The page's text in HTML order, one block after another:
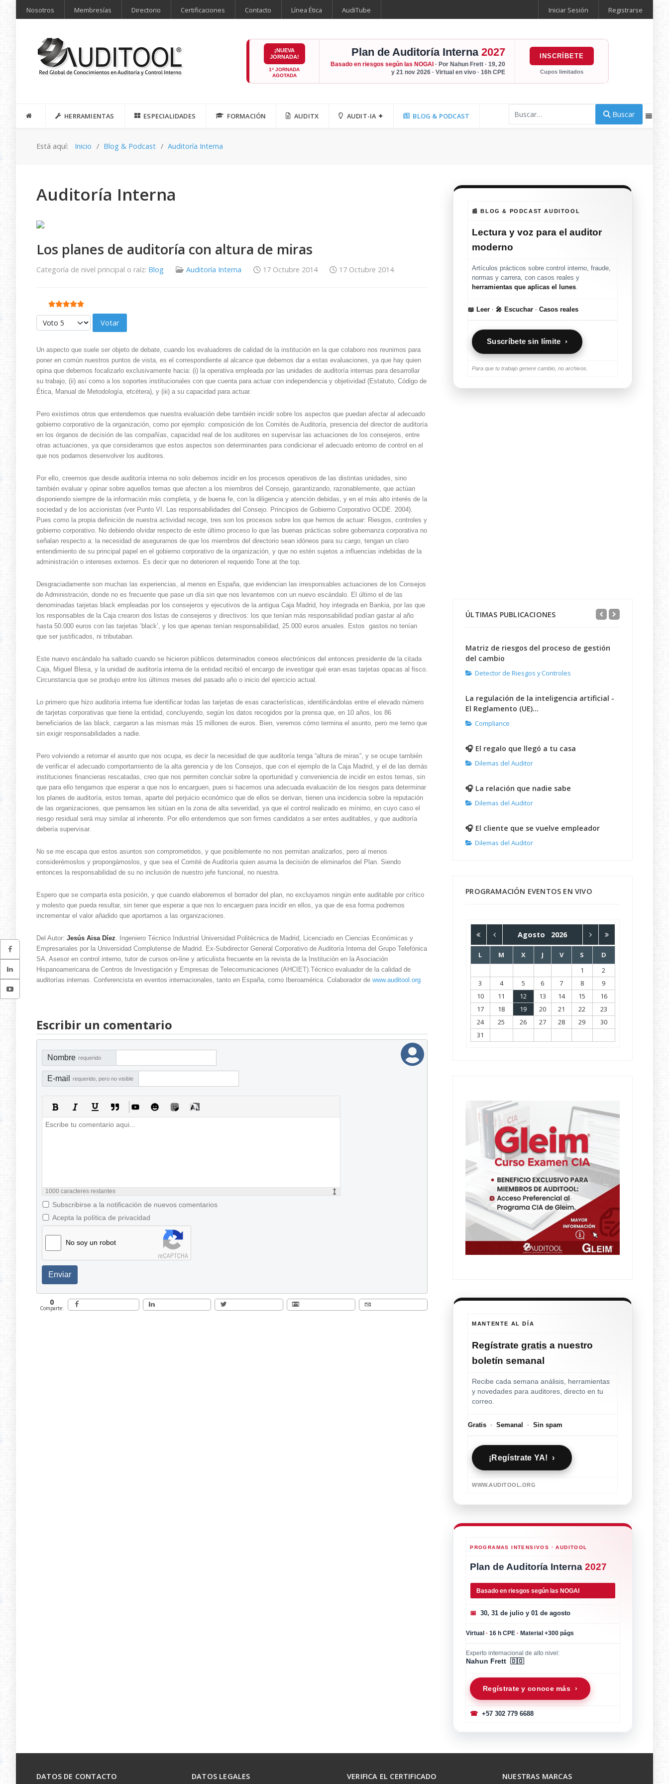
Nosotros Membresías Directorio Certificaciones Contacto Línea Ética AudiTube Iniciar Sesión Registrarse
¡NUEVA
JORNADA!
1ª JORNADA
AGOTADA
Plan de Auditoría Interna2027
Basado en riesgos según las NOGAI · Por Nahun Frett · 19, 20
y 21 nov 2026 · Virtual en vivo · 16h CPE
INSCRÍBETE
Cupos limitados
HERRAMIENTAS ESPECIALIDADES FORMACIÓN AUDITX AUDIT-IA ✦ BLOG & PODCAST Buscar
Está aquí: Inicio Blog & Podcast Auditoría Interna
Auditoría Interna
Los planes de auditoría con altura de miras
Categoría de nivel principal o raíz: Blog Auditoría Interna 17 Octubre 2014 17 Octubre 2014
Ratio:5/5
Por favor, vote
Un aspecto que suele ser objeto de debate, cuando los evaluadores de calidad de la institución en la que colaboro nos reunimos para
poner en común nuestros puntos de vista, es el correspondiente al alcance que debemos dar a estas evaluaciones, ya que hay quien
opina que debemos focalizarlo exclusivamente hacia: (i) la operativa empleada por las unidades de auditoría internas para desarrollar
su trabajo, (ii) así como a los soportes institucionales con que cuenta para actuar con independencia y objetividad (Estatuto, Código de
Ética, Manual de Metodología, etcétera), y (iii) a su capacidad para actuar.
Pero existimos otros que entendemos que nuestra evaluación debe también incidir sobre los aspectos que puedan afectar al adecuado
gobierno corporativo de la organización, como por ejemplo: composición de los Comités de Auditoría, presencia del director de auditoría
en los órganos de decisión de las compañías, capacidad real de los auditores en supervisar las actuaciones de los consejeros, entre
otras actuaciones, ya que consideramos que estos aspectos son determinantes para condicionar el adecuado entorno de control en el
que nos podamos desenvolver los auditores.
Por ello, creemos que desde auditoría interna no solo debemos incidir en los procesos operativos de las distintas unidades, sino
también evaluar y opinar sobre aquellos temas que afecten a los miembros del Consejo, garantizando, razonablemente, que actúan
disponiendo siempre de la información más completa, y de buena fe, con la diligencia y atención debidas, y en el más alto interés de la
sociedad y de los accionistas (ver Punto VI. Las responsabilidades del Consejo. Principios de Gobierno Corporativo OCDE. 2004).
Pues como la propia definición de nuestra actividad recoge, tres son los procesos sobre los que hemos de actuar: Riesgos, controles y
gobierno corporativo. No debiendo olvidar respecto de este último proceso lo que las buenas prácticas sobre gobernanza corporativa no
señalan respecto a: la necesidad de asegurarnos de que los miembros del directorio sean idóneos para su cargo, tengan un claro
entendimiento de su principal papel en el gobierno corporativo de la organización, y que no estén sujetos a influencias indebidas de la
administración o intereses externos. Es decir que no deterioren el requerido Tone at the top.
Desgraciadamente son muchas las experiencias, al menos en España, que evidencian las irresponsables actuaciones de los Consejos
de Administración, donde no es frecuente que pase un día sin que nos levantemos con un nuevo escándalo. El último el de las
denominadas tarjetas black empleadas por los consejeros y ejecutivos de la antigua Caja Madrid, hoy integrada en Bankia, por las que
los responsables de la Caja crearon dos listas de consejeros y directivos: los que tenían más responsabilidad podían gastar al año
hasta 50.000 euros con las tarjetas ‘black’, y los que apenas tenían responsabilidad, 25.000 euros anuales. Estos gastos no tenían
que ser justificados, ni tributaban.
Este nuevo escándalo ha saltado cuando se hicieron públicos determinados correos electrónicos del entonces presidente de la citada
Caja, Miguel Blesa, y la unidad de auditoría interna de la entidad recibió el encargo de investigar qué eran esas tarjetas opacas al fisco.
Circunstancia que se produjo entre los últimos meses del pasado año o inicio del ejercicio actual.
Lo primero que hizo auditoría interna fue identificar todas las tarjetas de esas características, identificándolas entre el elevado número
de tarjetas corporativas que tiene la entidad, concluyendo, según los datos recogidos por la prensa que, en 10 años, los 86
beneficiarios de las black, cargaron a las mismas más 15 millones de euros. Bien, veremos cómo termina el asunto, pero me temo que
sin exigir responsabilidades a nadie.
Pero volviendo a retomar el asunto que nos ocupa, es decir la necesidad de que auditoría tenga “altura de miras”, y se ocupe también
de verificar el adecuado comportamiento de la alta gerencia y de los Consejos, que con el ejemplo de la Caja Madrid, y el de las demás
instituciones financieras rescatadas, creo que nos permiten concluir sobre la oportunidad y conveniencia de incidir en estos temas, sin
que para ello tengamos que esperar a que nos lo encarguen, pues si hacemos una adecuada evaluación de los riesgos para determinar
los planes de auditoría, estos temas, aparte del perjuicio económico que de ellos se derivan, tienen una incidencia sobre la reputación
de las organizaciones, que pensamos les sitúan en la zona de alta severidad, ya que el control realizado es mínimo, en cuyo caso el
riesgo residual será muy similar al inherente. Por ello entendemos que son firmes candidatos a ser entes auditables, y que auditoría
debería supervisar.
No se me escapa que estos asuntos son comprometidos, y que posiblemente no nos permitan analizarlos, pero al menos
considerémoslos y propongámoslos, y que sea el Comité de Auditoría quien asuma la decisión de eliminarlos del Plan. Siendo
entonces la responsabilidad de su no inclusión de nuestro jefe funcional, no nuestra.
Espero que se comparta esta posición, y que cuando elaboremos el borrador del plan, no excluyamos ningún ente auditable por crítico
y molesto que pueda resultar, sin tener que esperar a que nos lo encarguen para incidir en ellos, ya que de esa forma podremos
incrementar el valor añadido que aportamos a las organizaciones.
Del Autor: Jesús Aisa Díez . Ingeniero Técnico Industrial Universidad Politécnica de Madrid, Licenciado en Ciencias Económicas y
Empresariales por la Universidad Complutense de Madrid. Ex-Subdirector General Corporativo de Auditoría Interna del Grupo Telefónica
SA. Asesor en control interno, tutor de cursos on-line y articulista frecuente en la revista de la Institución en la Asociación
Hispanoamericana de Centros de Investigación y Empresas de Telecomunicaciones (AHCIET).Técnico evaluador de la calidad de
auditorías internas. Conferencista en eventos internacionales, tanto en España, como Iberoamérica. Colaborador de www.auditool.org
Escribir un comentario
Nombre requerido
E-mail requerido, pero no visible
1000 caracteres restantes
Subscribirse a la notificación de nuevos comentarios
Acepta la política de privacidad
No soy un robot
Enviar
0
Comparte:
📰 BLOG & PODCAST AUDITOOL
Lectura y voz para el auditor
moderno
Artículos prácticos sobre control interno, fraude,
normas y carrera, con casos reales y
herramientas que aplicas el lunes
📖 Leer · 🎤 Escuchar · Casos reales
Suscríbete sin límite ›
Para que tu trabajo genere cambio, no archivos.
ÚLTIMAS PUBLICACIONES
Matriz de riesgos del proceso de gestión
del cambio
Detector de Riesgos y Controles
La regulación de la inteligencia artificial -
El Reglamento (UE)...
Compliance
🎧 El regalo que llegó a tu casa
Dilemas del Auditor
🎧 La relación que nadie sabe
Dilemas del Auditor
🎧 El cliente que se vuelve empleador
Dilemas del Auditor
PROGRAMACIÓN EVENTOS EN VIVO
Agosto 2026
L M X J V S
D
1
2
3
4 5 6 7 8
9
10
11 12 13 14 15
16
17
18 19 20 21 22
23
24
25 26 27 28 29
30
31
MANTENTE AL DÍA
Regístrategratis a nuestro
boletín semanal
Recibe cada semana análisis, herramientas
y novedades para auditores, directo en tu
correo.
Gratis · Semanal · Sin spam
¡Regístrate YA! ›
WWW.AUDITOOL.ORG
PROGRAMAS INTENSIVOS · AUDITOOL
Plan de Auditoría Interna2027
Basado en riesgos según las NOGAI
📅 30, 31 de julio y 01 de agosto
Virtual· 16 h CPE· Material +300 págs
Experto internacional de alto nivel:
Nahun Frett 🇩🇴
Regístrate y conoce más ›
☎ +57 302 779 6688
DATOS DE CONTACTO DATOS LEGALES VERIFICA EL CERTIFICADO NUESTRAS MARCAS